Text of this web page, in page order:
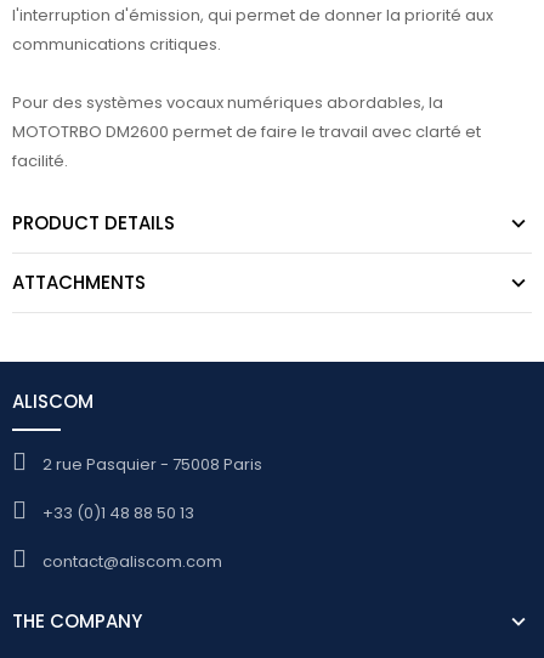
l'interruption d'émission, qui permet de donner la priorité aux
communications critiques.
Pour des systèmes vocaux numériques abordables, la
MOTOTRBO DM2600 permet de faire le travail avec clarté et
facilité.
PRODUCT DETAILS
ATTACHMENTS
ALISCOM
2 rue Pasquier - 75008 Paris
+33 (0)1 48 88 50 13
contact@aliscom.com
THE COMPANY